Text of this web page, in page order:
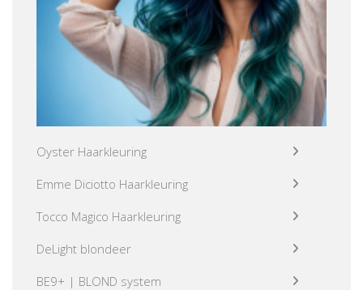
Oyster Haarkleuring
Emme Diciotto Haarkleuring
Tocco Magico Haarkleuring
DeLight blondeer
BE9+ | BLOND system